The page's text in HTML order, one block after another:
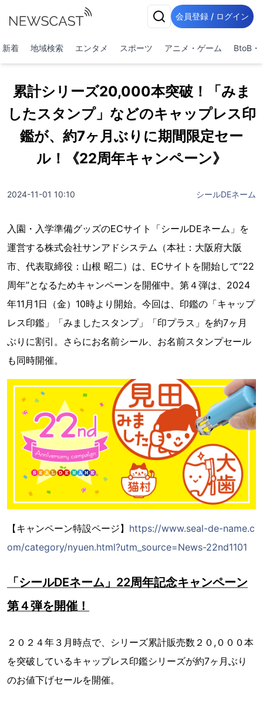
会員登録 / ログイン
新着 地域検索 エンタメ スポーツ アニメ・ゲーム BtoB・
累計シリーズ20,000本突破！「みま
したスタンプ」などのキャップレス印
鑑が、約7ヶ月ぶりに期間限定セー
ル！《22周年キャンペーン》
2024-11-01 10:10 シールDEネーム
入園・入学準備グッズのECサイト「シールDEネーム」を
運営する株式会社サンアドシステム（本社：大阪府大阪
市、代表取締役：山根 昭二）は、ECサイトを開始して“22
周年”となるためキャンペーンを開催中。第４弾は、2024
年11月1日（金）10時より開始。今回は、印鑑の「キャップ
レス印鑑」「みましたスタンプ」「印プラス」を約7ヶ月
ぶりに割引。さらにお名前シール、お名前スタンプセール
も同時開催。
【キャンペーン特設ページ】 https://www.seal-de-name.c
om/category/nyuen.html?utm_source=News-22nd1101
「シールDEネーム」22周年記念キャンペーン
第４弾を開催！
２０２４年３月時点で、シリーズ累計販売数２０,０００本
を突破しているキャップレス印鑑シリーズが約7ヶ月ぶり
のお値下げセールを開催。